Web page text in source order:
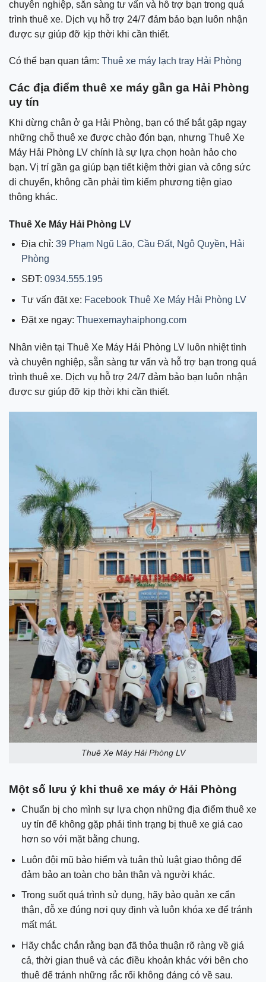
chuyên nghiệp, sẵn sàng tư vấn và hỗ trợ bạn trong quá
trình thuê xe. Dịch vụ hỗ trợ 24/7 đảm bảo bạn luôn nhận
được sự giúp đỡ kịp thời khi cần thiết.
Có thể bạn quan tâm: Thuê xe máy lạch tray Hải Phòng
Các địa điểm thuê xe máy gần ga Hải Phòng
uy tín
Khi dừng chân ở ga Hải Phòng, bạn có thể bắt gặp ngay
những chỗ thuê xe được chào đón bạn, nhưng Thuê Xe
Máy Hải Phòng LV chính là sự lựa chọn hoàn hảo cho
bạn. Vị trí gần ga giúp bạn tiết kiệm thời gian và công sức
di chuyển, không cần phải tìm kiếm phương tiện giao
thông khác.
Thuê Xe Máy Hải Phòng LV
Địa chỉ: 39 Phạm Ngũ Lão, Cầu Đất, Ngô Quyền, Hải
Phòng
SĐT: 0934.555.195
Tư vấn đặt xe: Facebook Thuê Xe Máy Hải Phòng LV
Đặt xe ngay: Thuexemayhaiphong.com
Nhân viên tại Thuê Xe Máy Hải Phòng LV luôn nhiệt tình
và chuyên nghiệp, sẵn sàng tư vấn và hỗ trợ bạn trong quá
trình thuê xe. Dịch vụ hỗ trợ 24/7 đảm bảo bạn luôn nhận
được sự giúp đỡ kịp thời khi cần thiết.
Thuê Xe Máy Hải Phòng LV
Một số lưu ý khi thuê xe máy ở Hải Phòng
Chuẩn bị cho mình sự lựa chọn những địa điểm thuê xe
uy tín để không gặp phải tình trạng bị thuê xe giá cao
hơn so với mặt bằng chung.
Luôn đội mũ bảo hiểm và tuân thủ luật giao thông để
đảm bảo an toàn cho bản thân và người khác.
Trong suốt quá trình sử dụng, hãy bảo quản xe cẩn
thận, đỗ xe đúng nơi quy định và luôn khóa xe để tránh
mất mát.
Hãy chắc chắn rằng bạn đã thỏa thuận rõ ràng về giá
cả, thời gian thuê và các điều khoản khác với bên cho
thuê để tránh những rắc rối không đáng có về sau.